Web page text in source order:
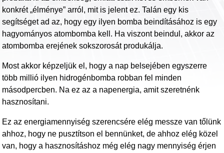
konkrét „élménye” arról, mit is jelent ez. Talán egy kis
segítséget ad az, hogy egy ilyen bomba beindításához is egy
hagyományos atombomba kell. Ha viszont beindul, akkor az
atombomba erejének sokszorosát produkálja.
Most akkor képzeljük el, hogy a nap belsejében egyszerre
több millió ilyen hidrogénbomba robban fel minden
másodpercben. Na ez az a napenergia, amit szeretnénk
hasznosítani.
Ez az energiamennyiség szerencsére elég messze van tőlünk
ahhoz, hogy ne pusztítson el bennünket, de ahhoz elég közel
van, hogy a hasznosításhoz még elég nagy mennyiség érjen